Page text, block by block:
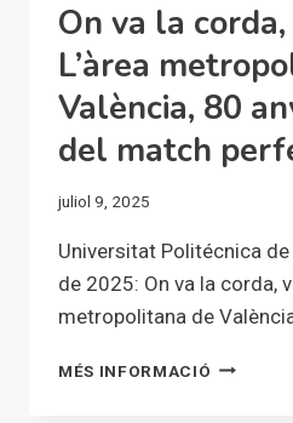
On va la
L’àrea
València, 80
del match
juliol 9, 2025
Universitat Politécnica
de 2025: On va la corda,
metropolitana de
MÉS INFORMACIÓ ON